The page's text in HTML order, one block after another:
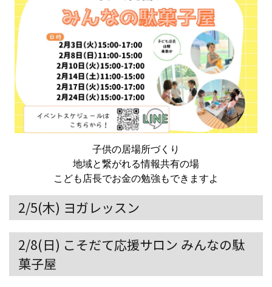
子供の居場所づくり
地域と繋がれる情報共有の場
こども店長でお金の勉強もできますよ
2/5(木) ヨガレッスン
2/8(日) こそだて応援サロン みんなの駄
菓子屋